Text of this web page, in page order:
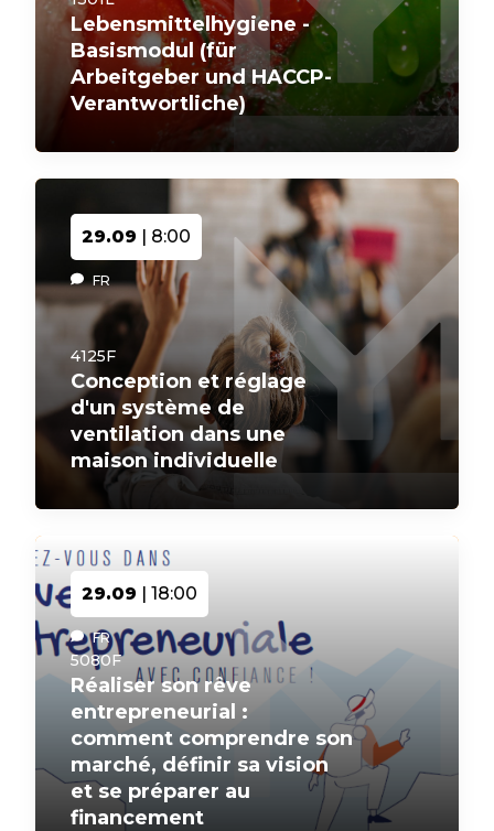
Lebensmittelhygiene -
Basismodul (für
Arbeitgeber und HACCP-
Verantwortliche)
29.09 | 8:00
FR
4125F
Conception et réglage
d'un système de
ventilation dans une
maison individuelle
29.09 | 18:00
FR
5080F
Réaliser son rêve
entrepreneurial :
comment comprendre son
marché, définir sa vision
et se préparer au
financement